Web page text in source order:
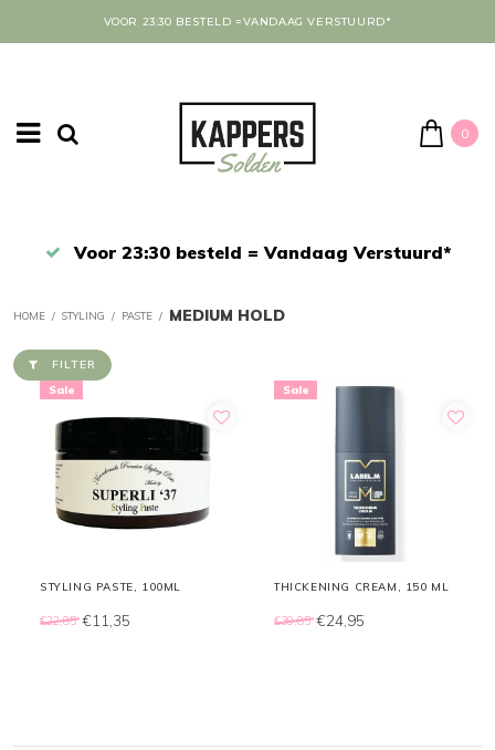
VOOR 23:30 BESTELD =VANDAAG VERSTUURD*
0
Afrekenen in een veilige omgeving
HOME / STYLING / PASTE / MEDIUM HOLD
FILTER
Sale
STYLING PASTE, 100ML
€22,85 €11,35
Sale
THICKENING CREAM, 150 ML
€39,85 €24,95